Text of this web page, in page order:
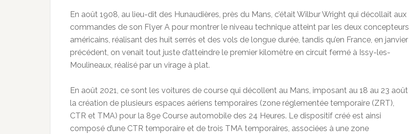
En août 1908, au lieu-dit des Hunaudières, près du Mans, c’était Wilbur Wright qui décollait aux
commandes de son Flyer A pour montrer le niveau technique atteint par les deux concepteurs
américains, réalisant des huit serrés et des vols de longue durée, tandis qu’en France, en janvier
précédent, on venait tout juste d’atteindre le premier kilomètre en circuit fermé à Issy-les-
Moulineaux, réalisé par un virage à plat.
En août 2021, ce sont les voitures de course qui décollent au Mans, imposant au 18 au 23 août
la création de plusieurs espaces aériens temporaires (zone réglementée temporaire (ZRT),
CTR et TMA) pour la 89e Course automobile des 24 Heures. Le dispositif créé est ainsi
composé d’une CTR temporaire et de trois TMA temporaires, associées à une zone